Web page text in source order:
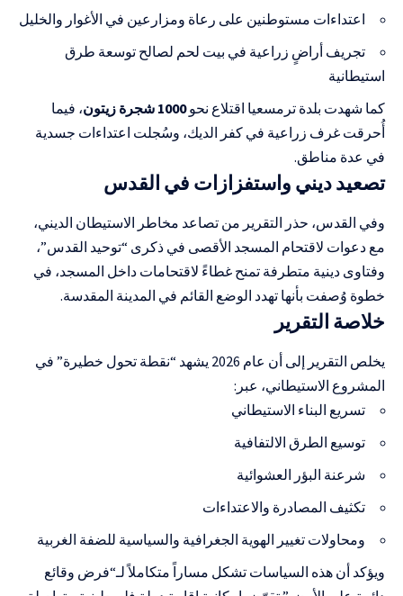
اعتداءات مستوطنين على رعاة ومزارعين في الأغوار والخليل
تجريف أراضٍ زراعية في بيت لحم لصالح توسعة طرق
استيطانية
كما شهدت بلدة ترمسعيا اقتلاع نحو1000 شجرة زيتون
، فيما
أُحرقت غرف زراعية في كفر الديك، وسُجلت اعتداءات جسدية
في عدة مناطق.
تصعيد ديني واستفزازات في القدس
وفي القدس، حذر التقرير من تصاعد مخاطر الاستيطان الديني،
مع دعوات لاقتحام المسجد الأقصى في ذكرى “توحيد القدس”،
وفتاوى دينية متطرفة تمنح غطاءً لاقتحامات داخل المسجد، في
خطوة وُصفت بأنها تهدد الوضع القائم في المدينة المقدسة.
خلاصة التقرير
يخلص التقرير إلى أن عام 2026 يشهد “نقطة تحول خطيرة” في
المشروع الاستيطاني، عبر:
تسريع البناء الاستيطاني
توسيع الطرق الالتفافية
شرعنة البؤر العشوائية
تكثيف المصادرة والاعتداءات
ومحاولات تغيير الهوية الجغرافية والسياسية للضفة الغربية
ويؤكد أن هذه السياسات تشكل مساراً متكاملاً لـ“فرض وقائع